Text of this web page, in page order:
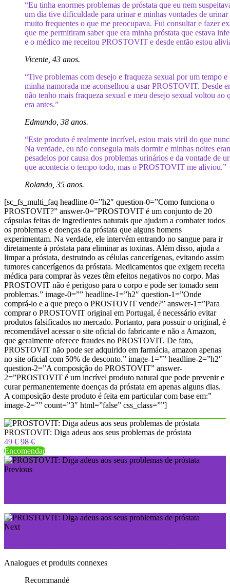
“Eu tinha enormes problemas de próstata que eu nem
um dia tive dificuldade para urinar e minhas vontades de urinar
muito frequentes o que me preocupava. Fui consultar e fazer
que me permitiram saber que era minha próstata que estava
e o médico me receitou PROSTOVIT e desde então estou
Vicente, 43 anos.
“Tive problemas com desejo e fraqueza sexual por um tempo e
minha namorada me aconselhou a usar PROSTOVIT. Desde
não tenho mais fraqueza sexual e meu desejo sexual voltou ao
era antes.”
Edmundo, 38 anos.
“Este produto é realmente incrível, estou mais viril do que
Na verdade, eu não conseguia mais dormir e minhas noites
pesadelos por causa dos problemas urinários e da vontade de
que acontecia o tempo todo, mas o PROSTOVIT me aliviou.”
Rolando, 35 anos.
[sc_fs_multi_faq headline-0=”h2″ question-0=”Como funciona o
PROSTOVIT?” answer-0=”PROSTOVIT é um conjunto de 20
cápsulas feitas de ingredientes naturais que ajudam a combater todos
os problemas e doenças da próstata que alguns homens
experimentam. Na verdade, ele intervém entrando no sangue para ir
diretamente à próstata para eliminar as toxinas. Além disso, ajuda a
limpar a próstata, destruindo as células cancerígenas, evitando assim
tumores cancerígenos da próstata. Medicamentos que exigem receita
médica para comprar às vezes têm efeitos negativos no corpo. Mas
PROSTOVIT não é perigoso para o corpo e pode ser tomado sem
problemas.” image-0=”” headline-1=”h2″ question-1=”Onde
comprá-lo e a que preço o PROSTOVIT vende?” answer-1=”Para
comprar o PROSTOVIT original em Portugal, é necessário evitar
produtos falsificados no mercado. Portanto, para possuir o original, é
recomendável acessar o site oficial do fabricante e não a Amazon,
que geralmente oferece fraudes no PROSTOVIT. De fato,
PROSTOVIT não pode ser adquirido em farmácia, amazon apenas
no site oficial com 50% de desconto.” image-1=”” headline-2=”h2″
question-2=”A composição do PROSTOVIT” answer-
2=”PROSTOVIT é um incrível produto natural que pode prevenir e
curar permanentemente doenças da próstata em apenas alguns dias.
A composição deste produto é feita em particular com base em:”
image-2=”” count=”3″ html=”false” css_class=””]
PROSTOVIT: Diga adeus aos seus problemas de próstata
49 € 98 €
Encomendar
Previous
Next
Analogues et produits connexes
Recommandé